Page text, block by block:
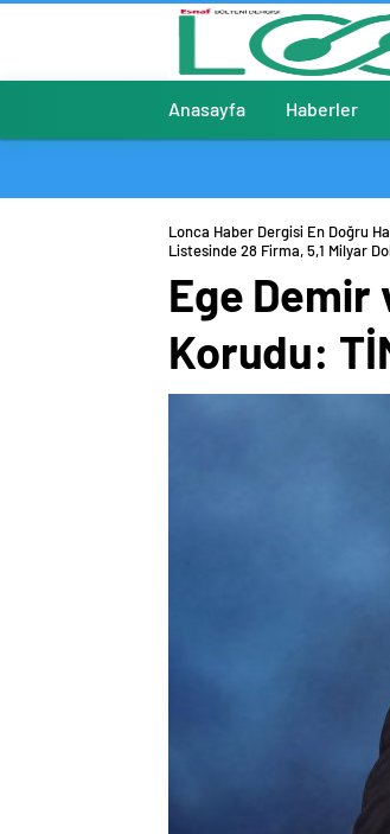
Anasayfa Haberler
Lonca Haber Dergisi En Doğru
Listesinde 28 Firma, 5,1 Milyar
Ege Demir
Korudu: